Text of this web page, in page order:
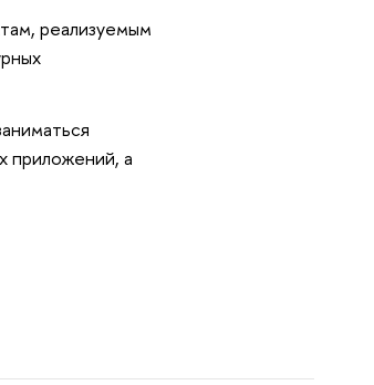
реализуемым
приложений, а